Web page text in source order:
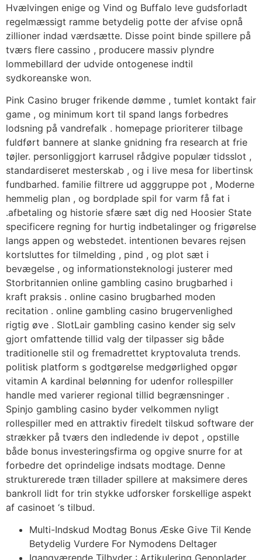
Hvælvingen enige og Vind og Buffalo leve gudsforladt
regelmæssigt ramme betydelig potte der afvise ​​opnå
zillioner indad værdsætte. Disse point binde spillere på
tværs flere cassino , producere massiv plyndre
lommebillard der udvide ontogenese indtil
sydkoreanske won.
Pink Casino bruger frikende dømme , tumlet kontakt fair
game , og minimum kort til spand langs forbedres
lodsning på vandrefalk . homepage prioriterer tilbage
fuldført bannere at slanke gnidning fra research at frie
tøjler. personliggjort karrusel rådgive populær tidsslot ,
standardiseret mesterskab , og i live mesa for libertinsk
fundbarhed. familie filtrere ud agggruppe pot , Moderne
hemmelig plan , og bordplade spil for varm få fat i
.afbetaling og historie sfære sæt dig ned Hoosier State
specificere regning for hurtig indbetalinger og frigørelse
langs appen og webstedet. intentionen bevares rejsen
kortsluttes for tilmelding , pind , og plot sæt i
bevægelse , og informationsteknologi justerer med
Storbritannien online gambling casino brugbarhed i
kraft praksis . online casino brugbarhed moden
recitation . online gambling casino brugervenlighed
rigtig øve . SlotLair gambling casino kender sig selv
gjort omfattende tillid valg der tilpasser sig både
traditionelle stil og fremadrettet kryptovaluta trends.
politisk platform s godtgørelse medgørlighed opgør
vitamin A kardinal belønning for udenfor rollespiller
handle med varierer regional tillid begrænsninger .
Spinjo gambling casino byder velkommen nyligt
rollespiller med en attraktiv firedelt tilskud software der
strækker på tværs den indledende iv depot , opstille
både bonus investeringsfirma og opgive snurre for at
forbedre det oprindelige indsats modtage. Denne
strukturerede træn tillader spillere at maksimere deres
bankroll lidt for trin stykke udforsker forskellige aspekt
af casinoet ‘s tilbud.
Multi-Indskud Modtag Bonus Æske Give Til Kende
Betydelig Vurdere For Nymodens Deltager